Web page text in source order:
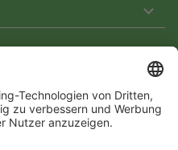
barrierefrei zu gestalten.
derzeit jedoch noch nicht
Barrieren stoßen oder Hilfe
unter service[at]knutzen.de.